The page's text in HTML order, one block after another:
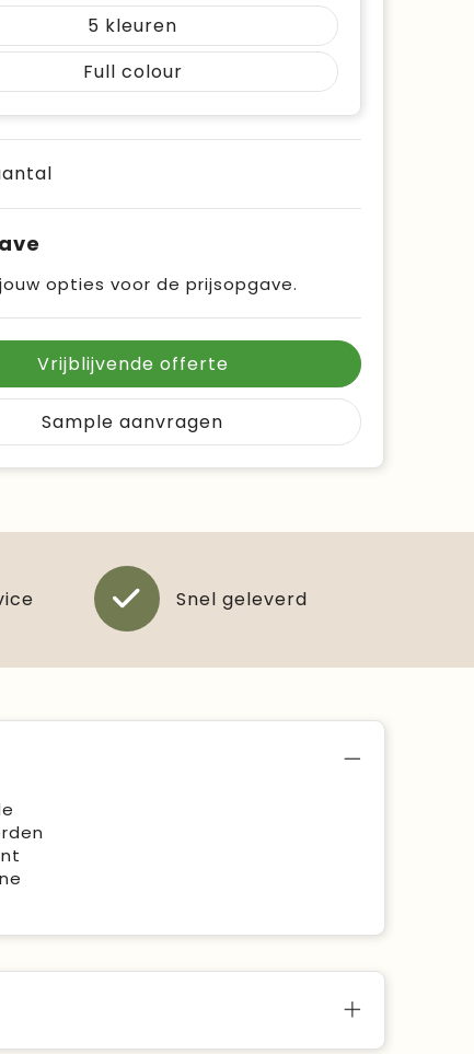
5
Full colour
opties voor de prijsopgave.
Vrijblijvende offerte
Sample aanvragen
Snel geleverd